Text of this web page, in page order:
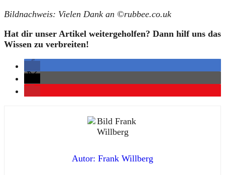
Bildnachweis: Vielen Dank an ©rubbee.co.uk
Hat dir unser Artikel weitergeholfen? Dann hilf uns das
Wissen zu verbreiten!
Autor: Frank Willberg